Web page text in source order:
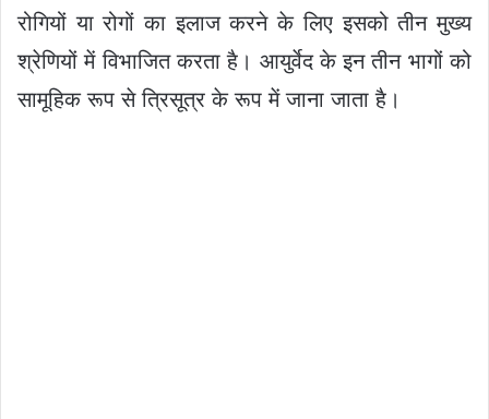
रोगियों या रोगों का इलाज करने के लिए इसको तीन मुख्य
श्रेणियों में विभाजित करता है। आयुर्वेद के इन तीन भागों को
सामूहिक रूप से त्रिसूत्र के रूप में जाना जाता है।